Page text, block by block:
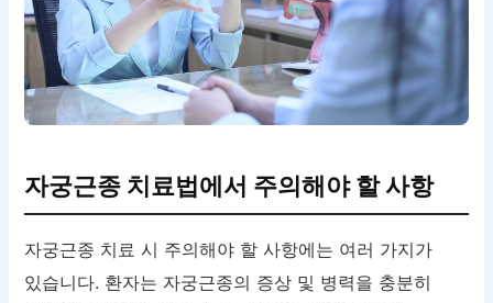
자궁근종 치료법에서 주의해야 할 사항
자궁근종 치료 시 주의해야 할 사항에는 여러 가지가
있습니다. 환자는 자궁근종의 증상 및 병력을 충분히